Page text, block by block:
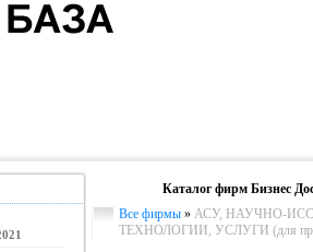
Каталог фирм Бизнес
Все фирмы » АСУ, НАУЧНО-
ТЕХНОЛОГИИ, УСЛУГИ (для